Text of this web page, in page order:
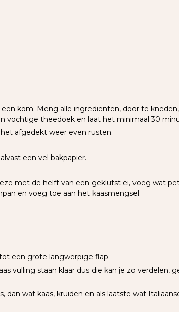
kom. Meng alle ingrediënten, door te
theedoek en laat het minimaal 30
afgedekt weer even rusten.
een vel bakpapier.
met de helft van een geklutst ei, voeg wat
en voeg toe aan het kaasmengsel.
een grote langwerpige flap.
vulling staan klaar dus die kan je zo verdelen,
dan wat kaas, kruiden en als laatste wat